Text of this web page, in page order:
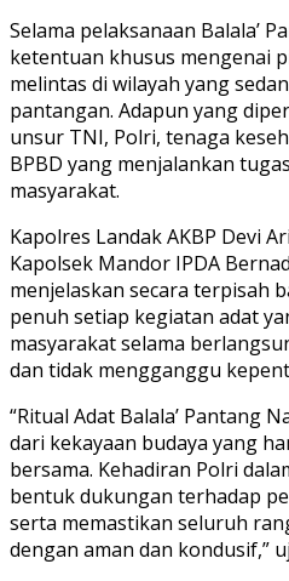
Selama pelaksanaan Balala’
ketentuan khusus mengenai
melintas di wilayah yang
pantangan. Adapun yang
unsur TNI, Polri, tenaga
BPBD yang menjalankan
masyarakat.
Kapolres Landak AKBP Devi
Kapolsek Mandor IPDA
menjelaskan secara terpisah
penuh setiap kegiatan adat
masyarakat selama
dan tidak mengganggu
“Ritual Adat Balala’ Pantang
dari kekayaan budaya yang
bersama. Kehadiran Polri
bentuk dukungan terhadap
serta memastikan seluruh
dengan aman dan kondusif,”